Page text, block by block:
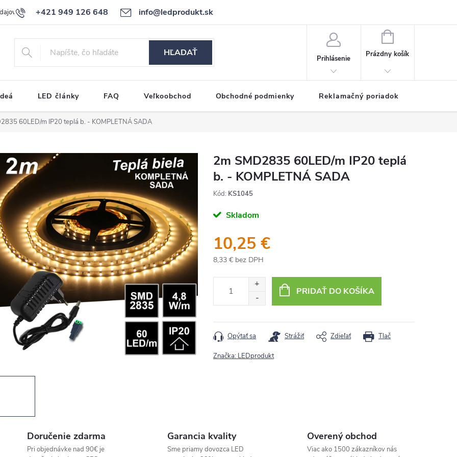
+421 949 126 648 info@ledprodukt.sk
Reklamačný poriadok
HĽADAŤ
Prihlásenie
NÁKUPNÝ
KOŠÍK
Prázdny košík
LED články FAQ Veľkoobchod Obchodné podmienky Reklamačný poriadok
60LED/m IP20 teplá b. - KOMPLETNÁ SADA
2m SMD2835 60LED/m IP20 teplá
b. - KOMPLETNÁ SADA
Kód: KS1045
Skladom
10,25 €
8,33 € bez DPH
cena:
PRIDAŤ DO KOŠÍKA
Tlač
Opýtať sa Strážiť Zdieľať
Značka: LEDprodukt
Doručenie zdarma
Pri objednávke nad 90€ je
Garancia kvality
Sme priamy dovozca LED
Overený obchod
Viac ako 1500 zákazníkov nás